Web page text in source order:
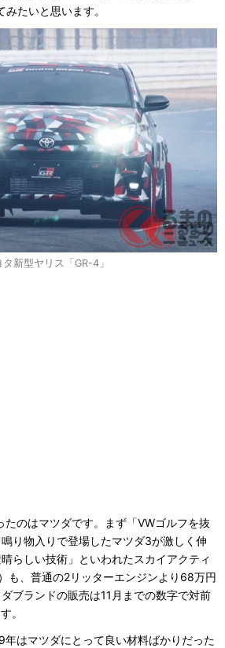
たいと思います。
新型ヤリス「GR-4」
のはマツダです。まず「VWゴルフを抜
り物入りで登場したマツダ3が激しく伸
らしい技術」といわれたスカイアクティ
も、普通の2リッターエンジンより68万円
ブランドの販売は11月までの数字で対前
。
はマツダにとって良い材料ばかりだった